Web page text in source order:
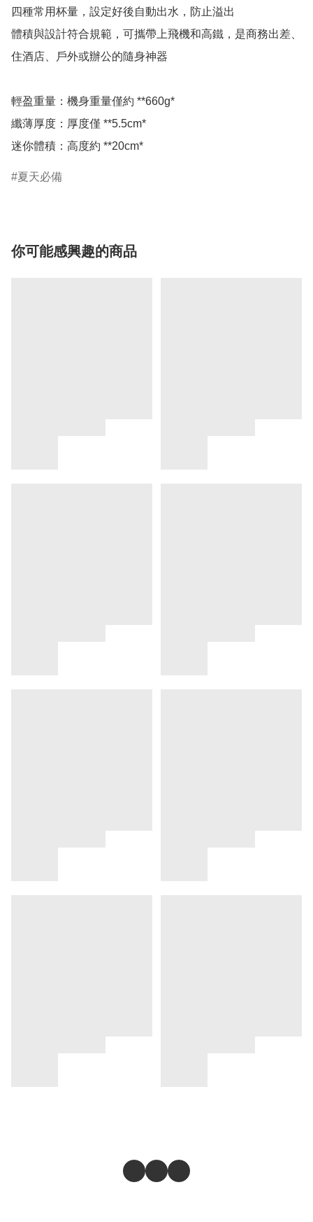
四種常用杯量，設定好後自動出水，防止溢出
體積與設計符合規範，可攜帶上飛機和高鐵，是商務出差、
住酒店、戶外或辦公的隨身神器
輕盈重量：機身重量僅約 **660g*
纖薄厚度：厚度僅 **5.5cm*
夏天必備
你可能感興趣的商品